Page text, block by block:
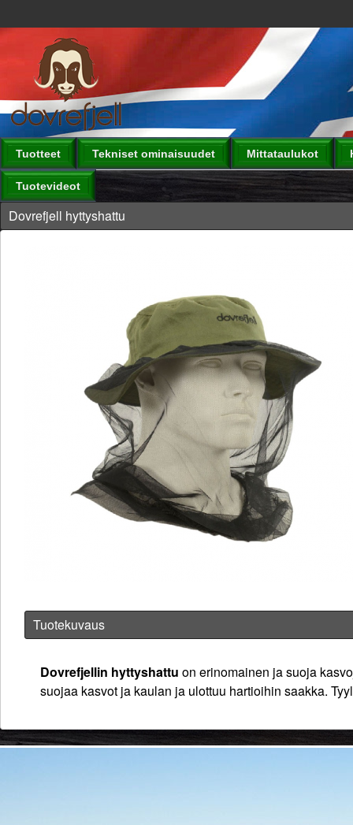
Tuotteet Tekniset ominaisuudet Mittataulukot
Tuotevideot
Dovrefjell hyttyshattu
Tuotekuvaus
Dovrefjellin hyttyshattu on erinomainen ja suoja
suojaa kasvot ja kaulan ja ulottuu hartioihin saakka.